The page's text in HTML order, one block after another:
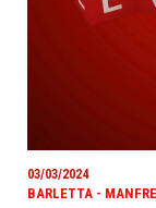
03/03/2024
BARLETTA -